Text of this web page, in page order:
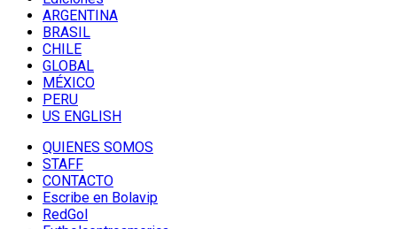
ARGENTINA
BRASIL
CHILE
GLOBAL
MÉXICO
PERU
US ENGLISH
QUIENES SOMOS
STAFF
CONTACTO
Escribe en Bolavip
RedGol